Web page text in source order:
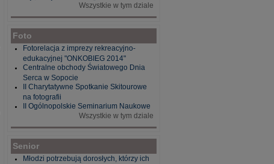
Wszystkie w tym dziale
Foto
Fotorelacja z imprezy rekreacyjno-
edukacyjnej "ONKOBIEG 2014"
Centralne obchody Światowego Dnia
Serca w Sopocie
II Charytatywne Spotkanie Skitourowe
na fotografii
II Ogólnopolskie Seminarium Naukowe
Wszystkie w tym dziale
Senior
Młodzi potrzebują dorosłych, którzy ich